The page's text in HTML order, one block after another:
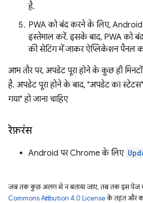
है.
PWA को बंद करने के लिए,
इस्तेमाल करें. इसके बाद, PWA को
की सेटिंग में जाकर ऐप्लिकेशन पैनल
आम तौर पर, अपडेट पूरा होने के कुछ ही
है. अपडेट पूरा होने के बाद, "अपडेट का
गया" हो जाना चाहिए
रेफ़रंस
Android पर Chrome के लिए
जब तक कुछ अलग से न बताया जाए, तब तक इस पेज
Commons Attribution 4.0 Licenseके तहत और